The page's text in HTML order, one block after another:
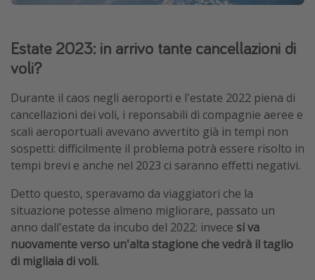
Estate 2023: in arrivo tante cancellazioni di
voli?
Durante il caos negli aeroporti e l'estate 2022 piena di
cancellazioni dei voli, i reponsabili di compagnie aeree e
scali aeroportuali avevano avvertito già in tempi non
sospetti: difficilmente il problema potrà essere risolto in
tempi brevi e anche nel 2023 ci saranno effetti negativi.
Detto questo, speravamo da viaggiatori che la
situazione potesse almeno migliorare, passato un
anno dall'estate da incubo del 2022: invece si va
nuovamente verso un'alta stagione che vedrà il taglio
di migliaia di voli.